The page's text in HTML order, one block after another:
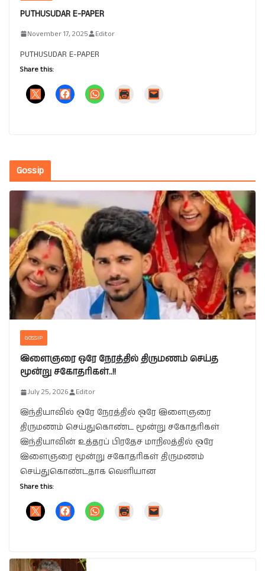
PUTHUSUDAR E-PAPER
November 17, 2025 Editor
PUTHUSUDAR E-PAPER
Share this:
Gossip
GOSSIP
இளைஞரை ஒரே நேரத்தில் திருமணம் செய்த
மூன்று சகோதரிகள்..!!
July 25, 2026 Editor
இந்தியாவில் ஒரே நேரத்தில் ஒரே இளைஞரை
திருமணம் செய்துகொண்ட மூன்று சகோதரிகள்
இந்தியாவின் உத்தரப் பிரதேச மாநிலத்தில் ஒரே
இளைஞரை மூன்று சகோதரிகள் திருமணம்
செய்துகொண்டதாக வெளியான
Share this: